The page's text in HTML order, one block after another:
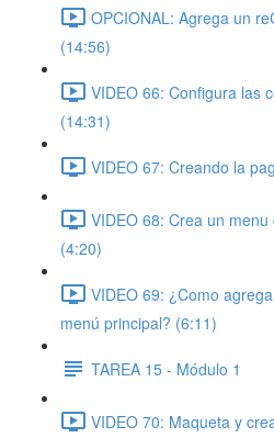
OPCIONAL: Agrega un
(14:56)
VIDEO 66: Configura las
(14:31)
VIDEO 67: Creando la
VIDEO 68: Crea un
(4:20)
VIDEO 69: ¿Como
menú principal? (6:11)
TAREA 15 - Módulo 1
VIDEO 70: Maqueta y